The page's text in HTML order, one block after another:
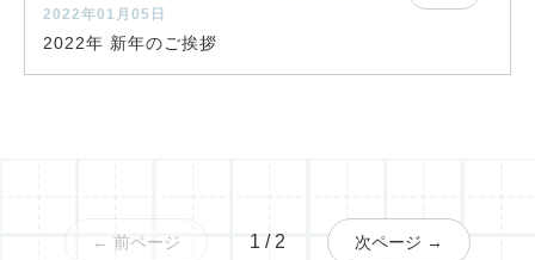
2022年01月05日
2022年 新年のご挨拶
← 前ページ 1 / 2 次ページ →